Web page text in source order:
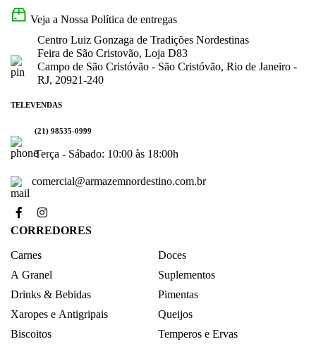
Veja a Nossa Política de entregas
Centro Luiz Gonzaga de Tradições Nordestinas
Feira de São Cristovão, Loja D83
Campo de São Cristóvão - São Cristóvão, Rio de Janeiro -
RJ, 20921-240
TELEVENDAS
(21) 98535-0999
Terça - Sábado: 10:00 às 18:00h
comercial@armazemnordestino.com.br
CORREDORES
Carnes
A Granel
Drinks & Bebidas
Xaropes e Antigripais
Biscoitos
Doces
Suplementos
Pimentas
Queijos
Temperos e Ervas